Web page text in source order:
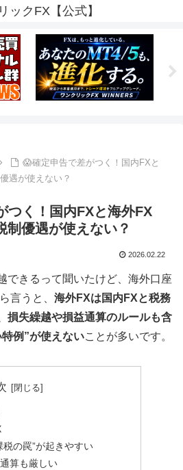
ックFX【公式】
😱確定申告で差がつく！国内FXと
遇が使えない？
つく！国内FXと海外FX
制優遇が使えない？
2026.02.22
できるって聞いたけど、海外口座
言うと、 海外FXは国内FXと税務
損失繰越や損益通算のルールも含
例”が使えないことが多いです。
の罠”が起きやすい
算も厳しい